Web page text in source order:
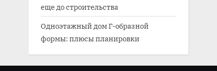
еще до строительства
Одноэтажный дом Г-образной
формы: плюсы планировки